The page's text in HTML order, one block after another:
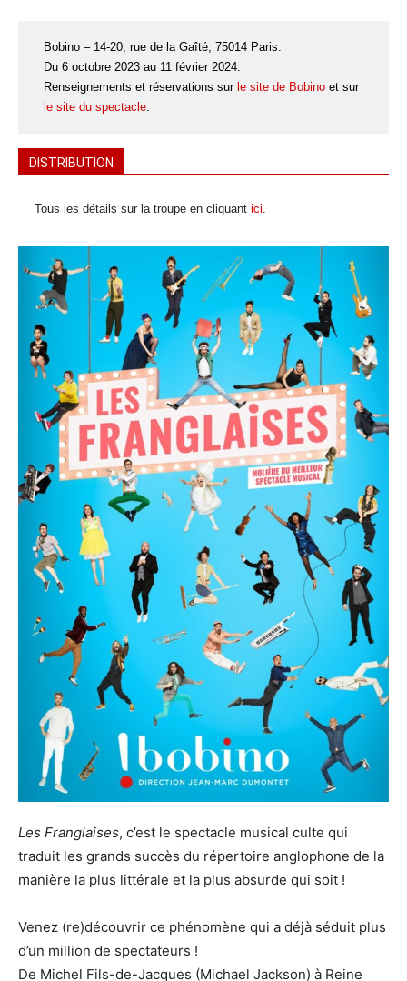
Bobino – 14-20, rue de la Gaîté, 75014 Paris.
Du 6 octobre 2023 au 11 février 2024.
Renseignements et réservations sur le site de Bobino et sur
le site du spectacle.
DISTRIBUTION
Tous les détails sur la troupe en cliquant ici.
Les Franglaises, c’est le spectacle musical culte qui
traduit les grands succès du répertoire anglophone de la
manière la plus littérale et la plus absurde qui soit !
Venez (re)découvrir ce phénomène qui a déjà séduit plus
d’un million de spectateurs !
De Michel Fils-de-Jacques (Michael Jackson) à Reine